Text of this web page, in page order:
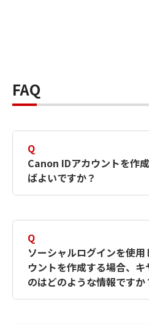
FAQ
Q
Canon IDアカウントを作
ばよいですか？
す。詳しい作成方法は
何ですか？Canon IDの
ださい。
Q
ソーシャルログインを使
ウントを作成する場合、
のはどのような情報ですか